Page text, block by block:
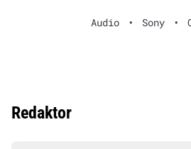
Audio • Sony •
Redaktor